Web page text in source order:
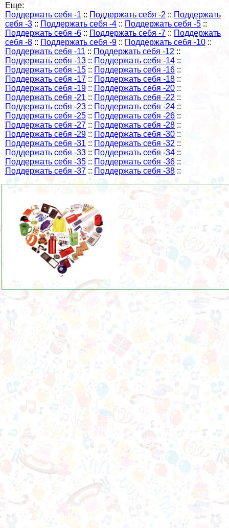
Еще:
Поддержать себя -1 :: Поддержать себя -2 :: Поддержать
себя -3 :: Поддержать себя -4 :: Поддержать себя -5 ::
Поддержать себя -6 :: Поддержать себя -7 :: Поддержать
себя -8 :: Поддержать себя -9 :: Поддержать себя -10 ::
Поддержать себя -11 :: Поддержать себя -12 ::
Поддержать себя -13 :: Поддержать себя -14 ::
Поддержать себя -15 :: Поддержать себя -16 ::
Поддержать себя -17 :: Поддержать себя -18 ::
Поддержать себя -19 :: Поддержать себя -20 ::
Поддержать себя -21 :: Поддержать себя -22 ::
Поддержать себя -23 :: Поддержать себя -24 ::
Поддержать себя -25 :: Поддержать себя -26 ::
Поддержать себя -27 :: Поддержать себя -28 ::
Поддержать себя -29 :: Поддержать себя -30 ::
Поддержать себя -31 :: Поддержать себя -32 ::
Поддержать себя -33 :: Поддержать себя -34 ::
Поддержать себя -35 :: Поддержать себя -36 ::
Поддержать себя -37 :: Поддержать себя -38 ::